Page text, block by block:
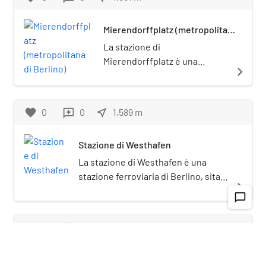
Mierendorffplatz (metropolitana
La stazione di
Mierendorffplatz è una
di Berlino, sulla linea U7. È
monumentale
navigate_next
favorite 0 reviews 0 near_me 1,589 m
Stazione di Westhafen
La stazione di Westhafen è una
stazione ferroviaria di Berlino, sita
navigate_next
chat_bubble_outline